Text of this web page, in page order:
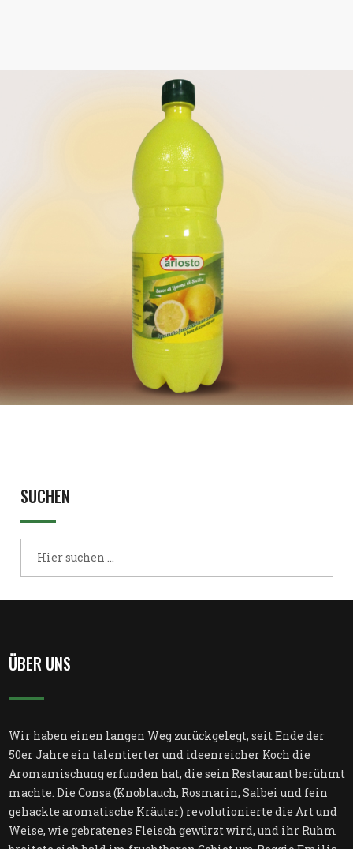
SUCHEN
ÜBER UNS
Wir haben einen langen Weg zurückgelegt, seit Ende der
50er Jahre ein talentierter und ideenreicher Koch die
Aromamischung erfunden hat, die sein Restaurant berühmt
machte. Die Consa (Knoblauch, Rosmarin, Salbei und fein
gehackte aromatische Kräuter) revolutionierte die Art und
Weise, wie gebratenes Fleisch gewürzt wird, und ihr Ruhm